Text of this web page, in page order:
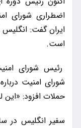
اضطراری شورای
ایران گفت:
است.
رئیس شورای
شورای امنیت
حملات افزود:
سفیر انگلیس در